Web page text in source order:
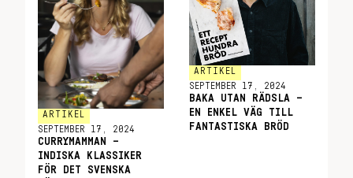
ARTIKEL
SEPTEMBER 17, 2024
CURRYMAMMAN –
INDISKA KLASSIKER
FÖR DET SVENSKA
ARTIKEL
SEPTEMBER 17, 2024
BAKA UTAN RÄDSLA –
EN ENKEL VÄG TILL
FANTASTISKA BRÖD